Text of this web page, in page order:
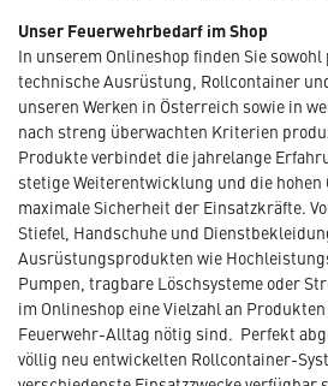
Unser Feuerwehrbedarf im Shop
In unserem Onlineshop finden Sie
technische Ausrüstung, Rollcontainer
unseren Werken in Österreich sowie in
nach streng überwachten Kriterien
Produkte verbindet die jahrelange
stetige Weiterentwicklung und die
maximale Sicherheit der Einsatzkräfte.
Stiefel, Handschuhe und
Ausrüstungsprodukten wie
Pumpen, tragbare Löschsysteme oder
im Onlineshop eine Vielzahl an
Feuerwehr-Alltag nötig sind. Perfekt
völlig neu entwickelten Rollcontainer-